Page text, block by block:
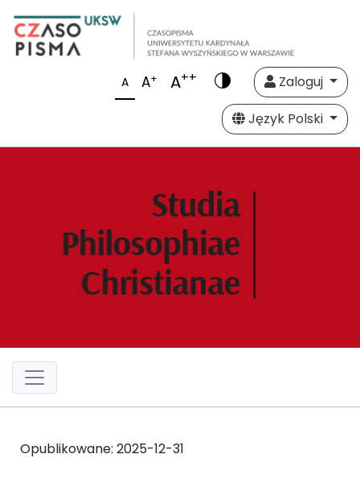
A A+ A++
Zaloguj
Język Polski
Opublikowane: 2025-12-31